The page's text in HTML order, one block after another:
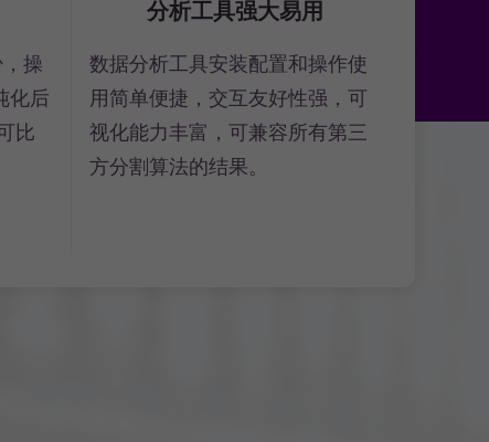
操
化后
比
分析工具强大易用
数据分析工具安装配置和操作使
用简单便捷，交互友好性强，可
视化能力丰富，可兼容所有第三
方分割算法的结果。